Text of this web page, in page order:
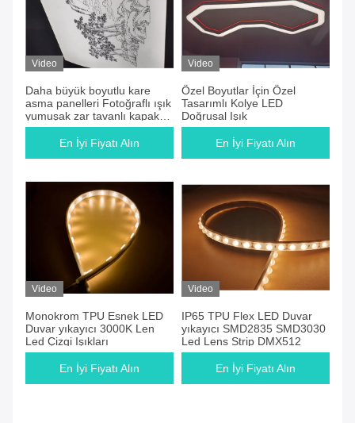
Video
Daha büyük boyutlu kare
asma panelleri Fotoğraflı ışık
yumuşak zar tavanlı kapak
filmleri
En İyi Fiyatı Alın
Video
Özel Boyutlar İçin Özel
Tasarımlı Kolye LED
Doğrusal Işık
En İyi Fiyatı Alın
Video
Monokrom TPU Esnek LED
Duvar yıkayıcı 3000K Len
Led Çizgi Işıkları
En İyi Fiyatı Alın
Video
IP65 TPU Flex LED Duvar
yıkayıcı SMD2835 SMD3030
Led Lens Strip DMX512
En İyi Fiyatı Alın